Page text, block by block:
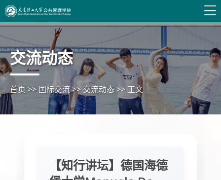
交流动态
首页 >> 国际交流>> 交流动态>> 正文
【知行讲坛】德国海德